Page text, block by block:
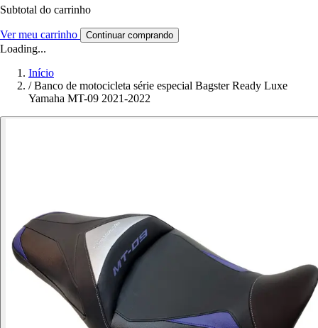
Subtotal do carrinho
Ver meu carrinho Continuar comprando
Loading...
Início
/ Banco de motocicleta série especial Bagster Ready Luxe
Yamaha MT-09 2021-2022